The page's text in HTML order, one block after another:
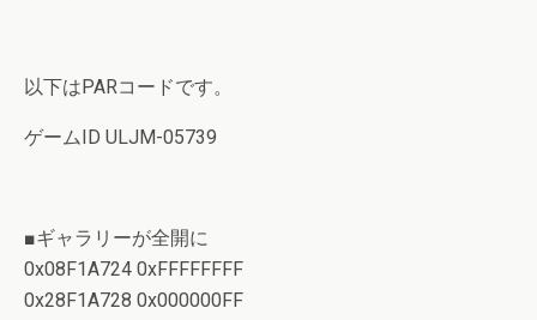
以下はPARコードです。
ゲームID ULJM-05739
■ギャラリーが全開に
0x08F1A724 0xFFFFFFFF
0x28F1A728 0x000000FF